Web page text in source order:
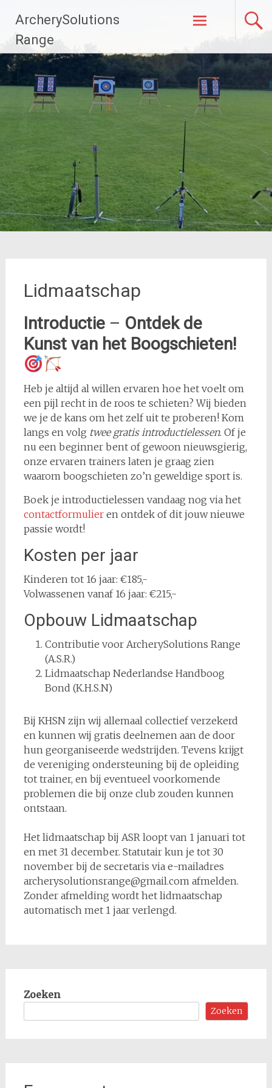
inhoud
springen
ArcherySolutions
Range
Lidmaatschap
Introductie– Ontdek de
Kunst van het Boogschieten!
Heb je altijd al willen ervaren hoe het voelt om
een pijl recht in de roos te schieten? Wij bieden
we je de kans om het zelf uit te proberen! Kom
langs en volg twee gratis introductielessen. Of je
nu een beginner bent of gewoon nieuwsgierig,
onze ervaren trainers laten je graag zien
waarom boogschieten zo’n geweldige sport is.
Boek je introductielessen vandaag nog via het
contactformulieren ontdek of dit jouw nieuwe
passie wordt!
Kosten per jaar
Kinderen tot 16 jaar: €185,-
Volwassenen vanaf 16 jaar: €215,-
Opbouw Lidmaatschap
Contributie voor ArcherySolutions Range
(A.S.R.)
Lidmaatschap Nederlandse Handboog
Bond (K.H.S.N)
Bij KHSN zijn wij allemaal collectief verzekerd
en kunnen wij gratis deelnemen aan de door
hun georganiseerde wedstrijden. Tevens krijgt
de vereniging ondersteuning bij de opleiding
tot trainer, en bij eventueel voorkomende
problemen die bij onze club zouden kunnen
ontstaan.
Het lidmaatschap bij ASR loopt van 1 januari tot
en met 31 december. Statutair kun je tot 30
november bij de secretaris via e-mailadres
archerysolutionsrange@gmail.com afmelden.
Zonder afmelding wordt het lidmaatschap
automatisch met 1 jaar verlengd.
Zoeken
Zoeken